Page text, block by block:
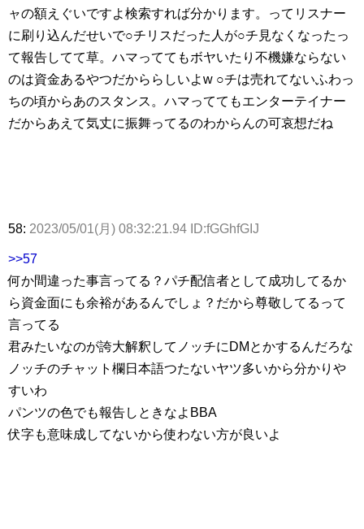
ャの額えぐいですよ検索すれば分かります。ってリスナー
に刷り込んだせいで○チリスだった人が○チ見なくなったっ
て報告してて草。ハマっててもボヤいたり不機嫌ならない
のは資金あるやつだかららしいよw ○チは売れてないふわっ
ちの頃からあのスタンス。ハマっててもエンターテイナー
だからあえて気丈に振舞ってるのわからんの可哀想だね
58: 2023/05/01(月) 08:32:21.94 ID:fGGhfGIJ
>>57
何か間違った事言ってる？パチ配信者として成功してるか
ら資金面にも余裕があるんでしょ？だから尊敬してるって
言ってる
君みたいなのが誇大解釈してノッチにDMとかするんだろな
ノッチのチャット欄日本語つたないヤツ多いから分かりや
すいわ
パンツの色でも報告しときなよBBA
伏字も意味成してないから使わない方が良いよ